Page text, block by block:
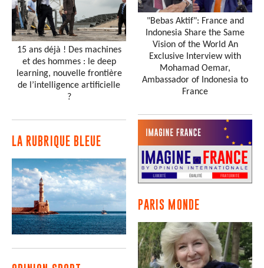
15 ans déjà ! Des machines
et des hommes : le deep
learning, nouvelle frontière
de l’intelligence artificielle
?
LA RUBRIQUE BLEUE
"Bebas Aktif": France and
Indonesia Share the Same
Vision of the World An
Exclusive Interview with
Mohamad Oemar,
Ambassador of Indonesia to
France
PARIS MONDE